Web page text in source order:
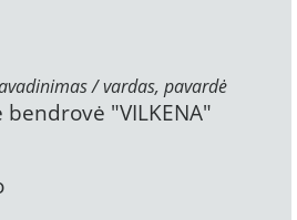
/ vardas, pavardė
"VILKENA"